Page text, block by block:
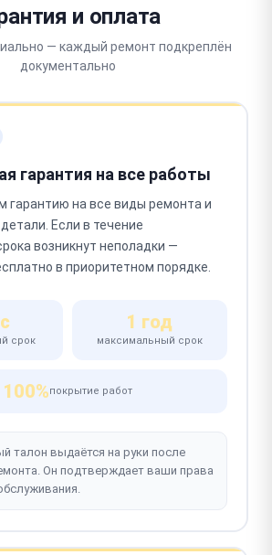
и оплата
— каждый ремонт подкреплён
документально
гарантия на все работы
гарантию на все виды ремонта и
Если в течение
возникнут неполадки —
в приоритетном порядке.
срок
1 год
максимальный срок
100%покрытие работ
талон выдаётся на руки после
Он подтверждает ваши права